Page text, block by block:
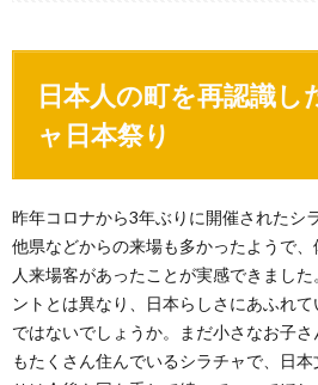
日本人の町を再認識し
ャ日本祭り
昨年コロナから3年ぶりに開催されたシ
他県などからの来場も多かったようで
人来場客があったことが実感できまし
ントとは異なり、日本らしさにあふれ
ではないでしょうか。まだ小さなお子
もたくさん住んでいるシラチャで、日